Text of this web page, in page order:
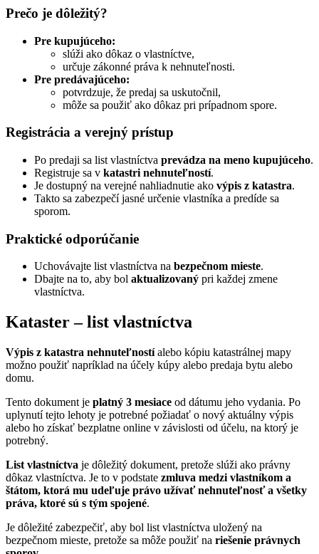
Prečo je dôležitý?
Pre kupujúceho:
slúži ako dôkaz o vlastníctve,
určuje zákonné práva k nehnuteľnosti.
Pre predávajúceho:
potvrdzuje, že predaj sa uskutočnil,
môže sa použiť ako dôkaz pri prípadnom spore.
Registrácia a verejný prístup
Po predaji sa list vlastníctva prevádza na meno kupujúceho.
Registruje sa v katastri nehnuteľností.
Je dostupný na verejné nahliadnutie ako výpis z katastra.
Takto sa zabezpečí jasné určenie vlastníka a predíde sa
sporom.
Praktické odporúčanie
Uchovávajte list vlastníctva na bezpečnom mieste.
Dbajte na to, aby bol aktualizovaný pri každej zmene
vlastníctva.
Kataster – list vlastníctva
Výpis z katastra nehnuteľnostíalebo kópiu katastrálnej mapy
možno použiť napríklad na účely kúpy alebo predaja bytu alebo
domu.
Tento dokument je platný 3 mesiace od dátumu jeho vydania. Po
uplynutí tejto lehoty je potrebné požiadať o nový aktuálny výpis
alebo ho získať bezplatne online v závislosti od účelu, na ktorý je
potrebný.
List vlastníctva je dôležitý dokument, pretože slúži ako právny
dôkaz vlastníctva. Je to v podstate zmluva medzi vlastníkom a
štátom, ktorá mu udeľuje právo užívať nehnuteľnosť a všetky
práva, ktoré sú s tým spojené.
Je dôležité zabezpečiť, aby bol list vlastníctva uložený na
bezpečnom mieste, pretože sa môže použiť na riešenie právnych